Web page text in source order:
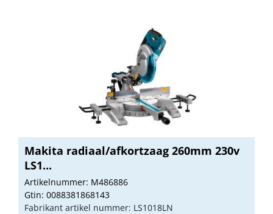
Makita radiaal/afkortzaag 260mm 230v
LS1...
Artikelnummer: M486886
Gtin: 0088381868143
Fabrikant artikel nummer: LS1018LN